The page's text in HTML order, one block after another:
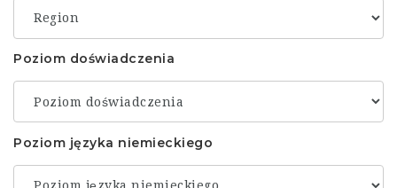
Poziom doświadczenia
Poziom języka niemieckiego